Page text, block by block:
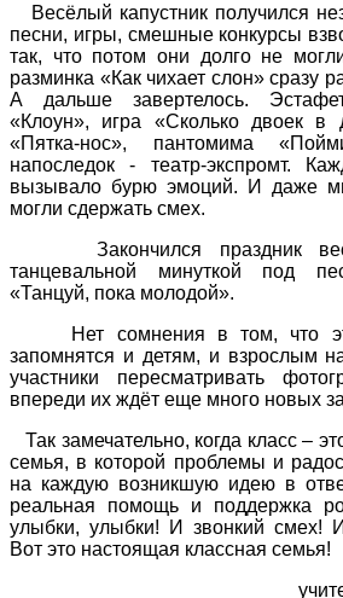
Весёлый капустник получился
песни, игры, смешные конкурсы
так, что потом они долго не
разминка «Как чихает слон» сразу
А дальше завертелось.
«Клоун», игра «Сколько двоек в
«Пятка-нос», пантомима
напоследок - театр-экспромт.
вызывало бурю эмоций. И даже
могли сдержать смех.
Закончился праздник
танцевальной минуткой под
«Танцуй, пока молодой».
Нет сомнения в том, что
запомнятся и детям, и взрослым
участники пересматривать
впереди их ждёт еще много новых
Так замечательно, когда класс –
семья, в которой проблемы и
на каждую возникшую идею в
реальная помощь и поддержка
улыбки, улыбки! И звонкий смех!
Вот это настоящая классная семья!
учитель